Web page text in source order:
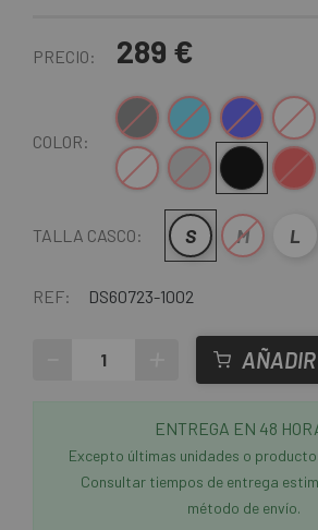
PRECIO: 289 €
COLOR:
AntracitaAzulAzul-BlancoBlanco
Blanco-Verde
Gris-VerdeNegro Rojo
TALLA CASCO: S M L
REF: DS60723-1002
ENTREGA EN 48
Excepto últimas unidades o
Consultar tiempos de entrega
método de envío.